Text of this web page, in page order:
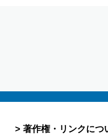
著作権・リンクにつ